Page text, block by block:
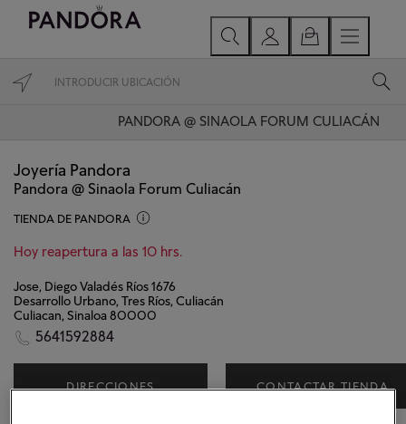
PANDORA @ SINAOLA FORUM CULIACÁN
Joyería Pandora
Pandora @ Sinaola Forum Culiacán
TIENDA DE PANDORA
Hoy reapertura a las 10 hrs.
Jose, Diego Valadés Ríos 1676
Desarrollo Urbano, Tres Ríos, Culiacán
Culiacan, Sinaloa 80000
5641592884
DIRECCIONES CONTACTAR TIENDA